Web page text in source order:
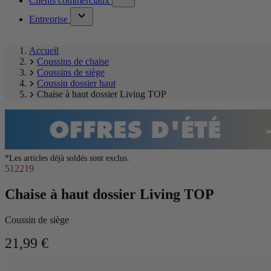
menu)
submenu)
Entreprise
(has
submenu)
Accueil
Coussins de chaise
Coussins de siège
Coussin dossier haut
Chaise à haut dossier Living TOP
*Les articles déjà soldés sont exclus.
512219
Chaise à haut dossier Living TOP
Coussin de siège
21,99 €